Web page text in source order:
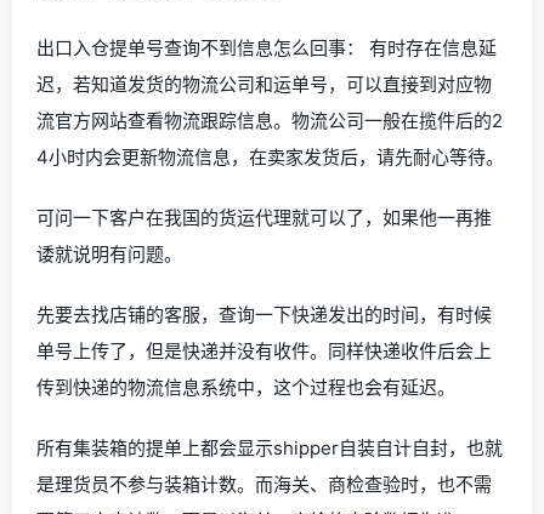
出口入仓提单号查询不到信息怎么回事： 有时存在信息延
迟，若知道发货的物流公司和运单号，可以直接到对应物
流官方网站查看物流跟踪信息。物流公司一般在揽件后的2
4小时内会更新物流信息，在卖家发货后，请先耐心等待。
可问一下客户在我国的货运代理就可以了，如果他一再推
诿就说明有问题。
先要去找店铺的客服，查询一下快递发出的时间，有时候
单号上传了，但是快递并没有收件。同样快递收件后会上
传到快递的物流信息系统中，这个过程也会有延迟。
所有集装箱的提单上都会显示shipper自装自计自封，也就
是理货员不参与装箱计数。而海关、商检查验时，也不需